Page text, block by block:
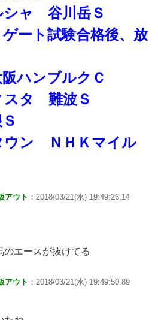
シャ 谷川岳Ｓ
ート試験合格後、放
ハンブルクＣ
スタ 難波Ｓ
ウン ＮＨＫマイル
アウト ：2018/03/21(水) 19:49:26.14
エースが抜けてる
アウト ：2018/03/21(水) 19:49:50.89